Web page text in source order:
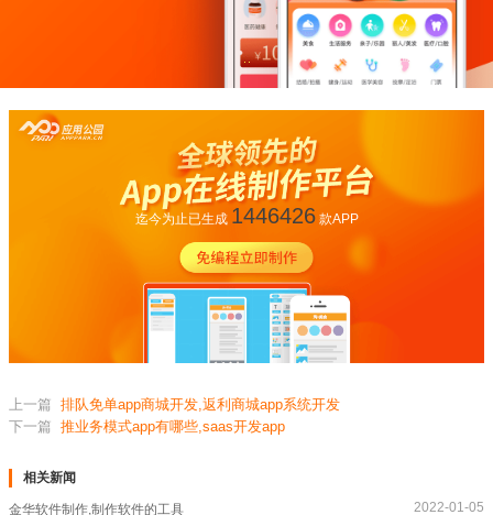
迄今为止已生成 1446426款APP
上一篇 排队免单app商城开发,返利商城app系统开发
下一篇 推业务模式app有哪些,saas开发app
相关新闻
金华软件制作,制作软件的工具 2022-01-05